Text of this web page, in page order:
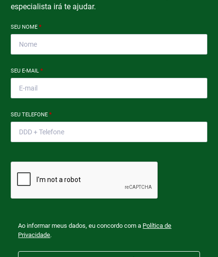
especialista irá te ajudar.
SEU NOME*
SEU E-MAIL*
SEU TELEFONE*
Ao informar meus dados, eu concordo com a Política de
Privacidade.